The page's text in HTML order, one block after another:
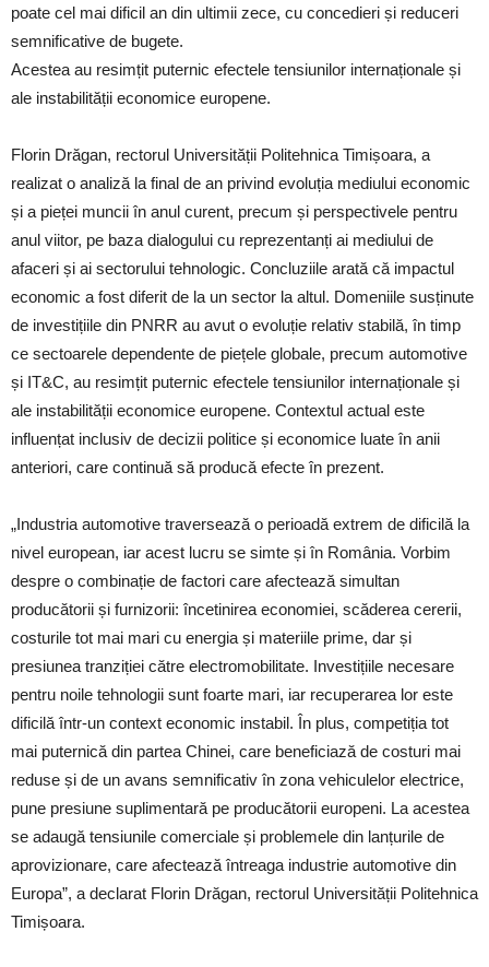
poate cel mai dificil an din ultimii zece, cu concedieri și reduceri
semnificative de bugete.
Acestea au resimțit puternic efectele tensiunilor internaționale și
ale instabilității economice europene.
Florin Drăgan, rectorul Universității Politehnica Timișoara, a
realizat o analiză la final de an privind evoluția mediului economic
și a pieței muncii în anul curent, precum și perspectivele pentru
anul viitor, pe baza dialogului cu reprezentanți ai mediului de
afaceri și ai sectorului tehnologic. Concluziile arată că impactul
economic a fost diferit de la un sector la altul. Domeniile susținute
de investițiile din PNRR au avut o evoluție relativ stabilă, în timp
ce sectoarele dependente de piețele globale, precum automotive
și IT&C, au resimțit puternic efectele tensiunilor internaționale și
ale instabilității economice europene. Contextul actual este
influențat inclusiv de decizii politice și economice luate în anii
anteriori, care continuă să producă efecte în prezent.
„Industria automotive traversează o perioadă extrem de dificilă la
nivel european, iar acest lucru se simte și în România. Vorbim
despre o combinație de factori care afectează simultan
producătorii și furnizorii: încetinirea economiei, scăderea cererii,
costurile tot mai mari cu energia și materiile prime, dar și
presiunea tranziției către electromobilitate. Investițiile necesare
pentru noile tehnologii sunt foarte mari, iar recuperarea lor este
dificilă într-un context economic instabil. În plus, competiția tot
mai puternică din partea Chinei, care beneficiază de costuri mai
reduse și de un avans semnificativ în zona vehiculelor electrice,
pune presiune suplimentară pe producătorii europeni. La acestea
se adaugă tensiunile comerciale și problemele din lanțurile de
aprovizionare, care afectează întreaga industrie automotive din
Europa”, a declarat Florin Drăgan, rectorul Universității Politehnica
Timișoara.